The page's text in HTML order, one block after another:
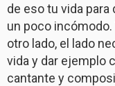
de eso tu vida
un poco
otro lado, el lado
vida y dar ejemplo
cantante y